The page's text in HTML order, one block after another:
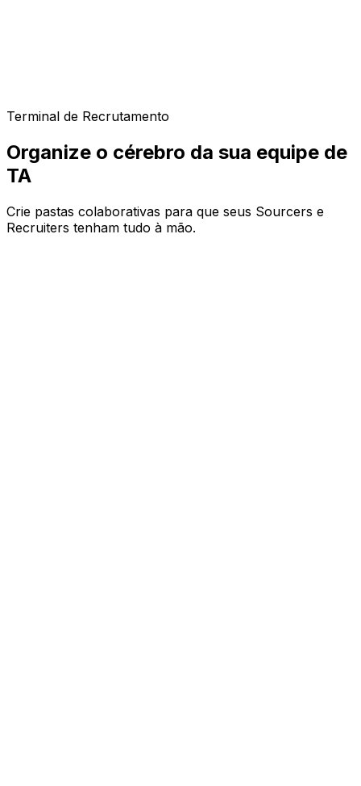
Links para Calendly, Testes e ATS
Terminal de Recrutamento
Organize o cérebro da sua equipe de
TA
Crie pastas colaborativas para que seus Sourcers e
Recruiters tenham tudo à mão.